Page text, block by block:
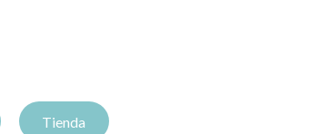
Tienda